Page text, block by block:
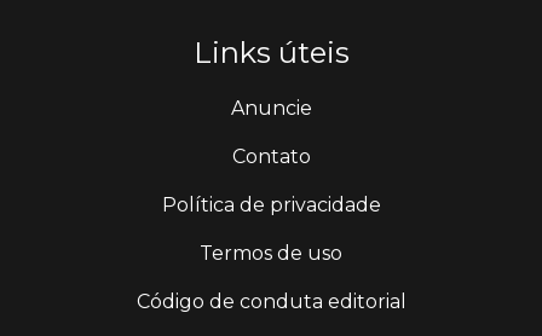
Links úteis
Anuncie
Contato
Política de privacidade
Termos de uso
Código de conduta editorial